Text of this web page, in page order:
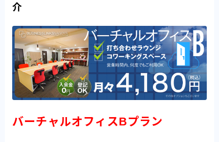
会議室
お問い合わせ
お問い合わせ
ご利用の流れ
アクセス
介
バーチャルオフィスBプラン